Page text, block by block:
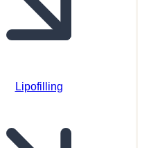
Lipofilling